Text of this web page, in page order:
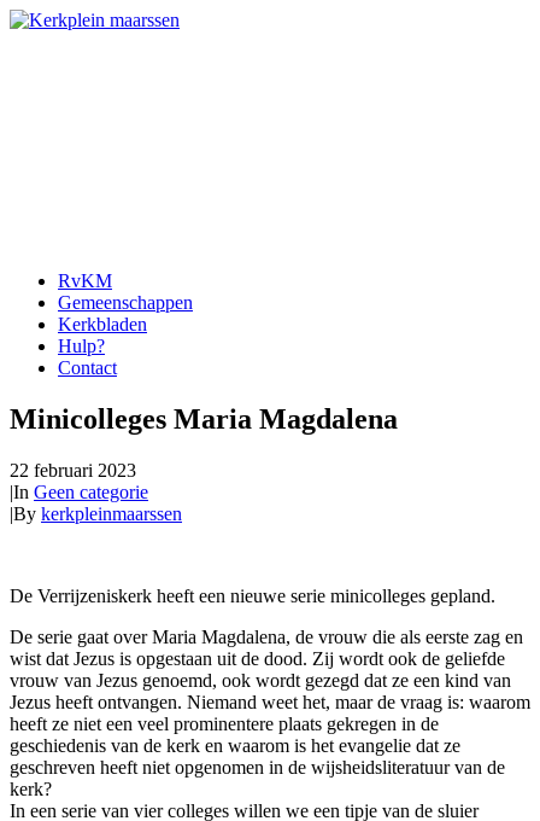
RvKM
Gemeenschappen
Kerkbladen
Hulp?
Contact
Minicolleges Maria Magdalena
22 februari 2023
|In Geen categorie
|By kerkpleinmaarssen
De Verrijzeniskerk heeft een nieuwe serie minicolleges gepland.
De serie gaat over Maria Magdalena, de vrouw die als eerste zag en
wist dat Jezus is opgestaan uit de dood. Zij wordt ook de geliefde
vrouw van Jezus genoemd, ook wordt gezegd dat ze een kind van
Jezus heeft ontvangen. Niemand weet het, maar de vraag is: waarom
heeft ze niet een veel prominentere plaats gekregen in de
geschiedenis van de kerk en waarom is het evangelie dat ze
geschreven heeft niet opgenomen in de wijsheidsliteratuur van de
kerk?
In een serie van vier colleges willen we een tipje van de sluier